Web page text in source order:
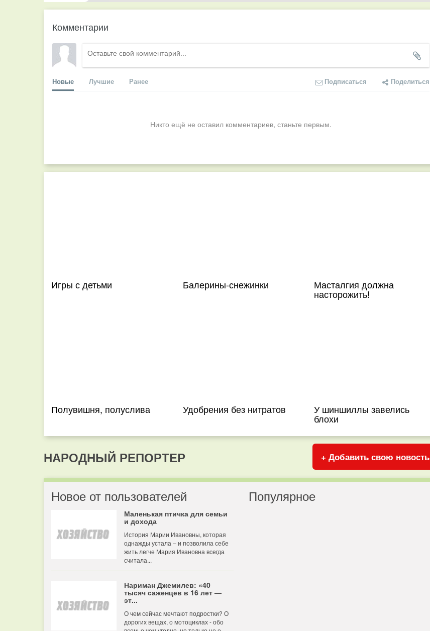
Комментарии
Новые Лучшие Ранее Подписаться Поделиться
Никто ещё не оставил комментариев, станьте первым.
Игры с детьми Балерины-снежинки Масталгия должна
насторожить!
Полувишня, полуслива Удобрения без нитратов У шиншиллы завелись
блохи
НАРОДНЫЙ РЕПОРТЕР + Добавить свою новость
Новое от пользователей
Маленькая птичка для семьи
и дохода
История Марии Ивановны, которая
однажды устала – и позволила себе
жить легче Мария Ивановна всегда
считала...
Нариман Джемилев: «40
тысяч саженцев в 16 лет —
эт...
О чем сейчас мечтают подростки? О
дорогих вещах, о мотоциклах - обо
Популярное